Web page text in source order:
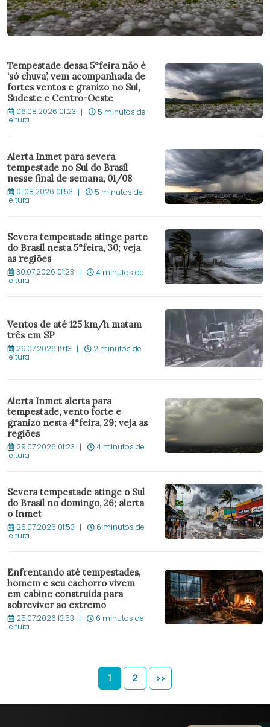
Tempestade dessa 5°feira não é
‘só chuva’, vem acompanhada de
fortes ventos e granizo no Sul,
Sudeste e Centro-Oeste
06.08.2026 01:23 5 minutos de
leitura
Alerta Inmet para severa
tempestade no Sul do Brasil
nesse final de semana, 01/08
01.08.2026 01:53 5 minutos de
leitura
Severa tempestade atinge parte
do Brasil nesta 5°feira, 30; veja
as regiões
30.07.2026 01:23 4 minutos de
leitura
Ventos de até 125 km/h matam
três em SP
29.07.2026 19:13 2 minutos de
leitura
Alerta Inmet alerta para
tempestade, vento forte e
granizo nesta 4°feira, 29; veja as
regiões
29.07.2026 01:23 4 minutos de
leitura
Severa tempestade atinge o Sul
do Brasil no domingo, 26; alerta
o Inmet
26.07.2026 01:53 6 minutos de
leitura
Enfrentando até tempestades,
homem e seu cachorro vivem
em cabine construída para
sobreviver ao extremo
25.07.2026 13:53 6 minutos de
leitura
1 2 >>